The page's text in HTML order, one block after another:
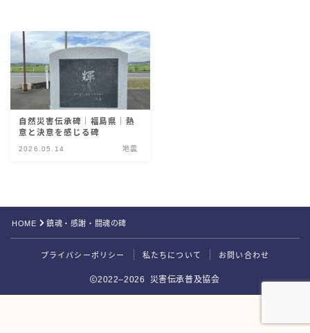
災害伝承検定
Follow Me
自然災害伝承碑｜福島県｜熱
意と決意を感じる碑
2026.05.14 地震
HOME 鎮魂・感謝・闘魂の碑
プライバシーポリシー 私たちについて お問い合わせ
2022–2026 災害伝承普及協会